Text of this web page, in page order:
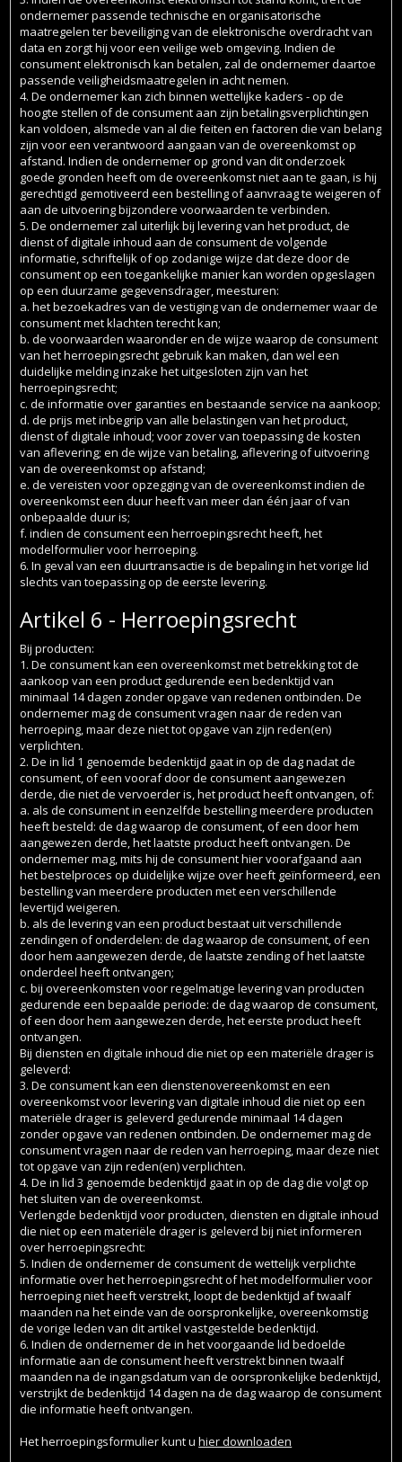
ondernemer passende technische en organisatorische
maatregelen ter beveiliging van de elektronische overdracht van
data en zorgt hij voor een veilige web omgeving. Indien de
consument elektronisch kan betalen, zal de ondernemer daartoe
passende veiligheidsmaatregelen in acht nemen.
4. De ondernemer kan zich binnen wettelijke kaders - op de
hoogte stellen of de consument aan zijn betalingsverplichtingen
kan voldoen, alsmede van al die feiten en factoren die van belang
zijn voor een verantwoord aangaan van de overeenkomst op
afstand. Indien de ondernemer op grond van dit onderzoek
goede gronden heeft om de overeenkomst niet aan te gaan, is hij
gerechtigd gemotiveerd een bestelling of aanvraag te weigeren of
aan de uitvoering bijzondere voorwaarden te verbinden.
5. De ondernemer zal uiterlijk bij levering van het product, de
dienst of digitale inhoud aan de consument de volgende
informatie, schriftelijk of op zodanige wijze dat deze door de
consument op een toegankelijke manier kan worden opgeslagen
op een duurzame gegevensdrager, meesturen:
a. het bezoekadres van de vestiging van de ondernemer waar de
consument met klachten terecht kan;
b. de voorwaarden waaronder en de wijze waarop de consument
van het herroepingsrecht gebruik kan maken, dan wel een
duidelijke melding inzake het uitgesloten zijn van het
herroepingsrecht;
c. de informatie over garanties en bestaande service na aankoop;
d. de prijs met inbegrip van alle belastingen van het product,
dienst of digitale inhoud; voor zover van toepassing de kosten
van aflevering; en de wijze van betaling, aflevering of uitvoering
van de overeenkomst op afstand;
e. de vereisten voor opzegging van de overeenkomst indien de
overeenkomst een duur heeft van meer dan één jaar of van
onbepaalde duur is;
f. indien de consument een herroepingsrecht heeft, het
modelformulier voor herroeping.
6. In geval van een duurtransactie is de bepaling in het vorige lid
slechts van toepassing op de eerste levering.
Artikel 6 - Herroepingsrecht
Bij producten:
1. De consument kan een overeenkomst met betrekking tot de
aankoop van een product gedurende een bedenktijd van
minimaal 14 dagen zonder opgave van redenen ontbinden. De
ondernemer mag de consument vragen naar de reden van
herroeping, maar deze niet tot opgave van zijn reden(en)
verplichten.
2. De in lid 1 genoemde bedenktijd gaat in op de dag nadat de
consument, of een vooraf door de consument aangewezen
derde, die niet de vervoerder is, het product heeft ontvangen, of:
a. als de consument in eenzelfde bestelling meerdere producten
heeft besteld: de dag waarop de consument, of een door hem
aangewezen derde, het laatste product heeft ontvangen. De
ondernemer mag, mits hij de consument hier voorafgaand aan
het bestelproces op duidelijke wijze over heeft geïnformeerd, een
bestelling van meerdere producten met een verschillende
levertijd weigeren.
b. als de levering van een product bestaat uit verschillende
zendingen of onderdelen: de dag waarop de consument, of een
door hem aangewezen derde, de laatste zending of het laatste
onderdeel heeft ontvangen;
c. bij overeenkomsten voor regelmatige levering van producten
gedurende een bepaalde periode: de dag waarop de consument,
of een door hem aangewezen derde, het eerste product heeft
ontvangen.
Bij diensten en digitale inhoud die niet op een materiële drager is
geleverd:
3. De consument kan een dienstenovereenkomst en een
overeenkomst voor levering van digitale inhoud die niet op een
materiële drager is geleverd gedurende minimaal 14 dagen
zonder opgave van redenen ontbinden. De ondernemer mag de
consument vragen naar de reden van herroeping, maar deze niet
tot opgave van zijn reden(en) verplichten.
4. De in lid 3 genoemde bedenktijd gaat in op de dag die volgt op
het sluiten van de overeenkomst.
Verlengde bedenktijd voor producten, diensten en digitale inhoud
die niet op een materiële drager is geleverd bij niet informeren
over herroepingsrecht:
5. Indien de ondernemer de consument de wettelijk verplichte
informatie over het herroepingsrecht of het modelformulier voor
herroeping niet heeft verstrekt, loopt de bedenktijd af twaalf
maanden na het einde van de oorspronkelijke, overeenkomstig
de vorige leden van dit artikel vastgestelde bedenktijd.
6. Indien de ondernemer de in het voorgaande lid bedoelde
informatie aan de consument heeft verstrekt binnen twaalf
maanden na de ingangsdatum van de oorspronkelijke bedenktijd,
verstrijkt de bedenktijd 14 dagen na de dag waarop de consument
die informatie heeft ontvangen.
Het herroepingsformulier kunt uhier downloaden